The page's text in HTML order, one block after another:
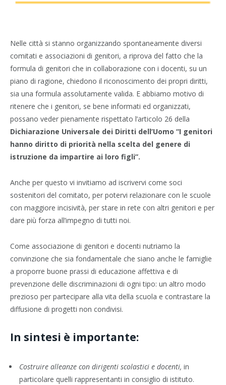
Nelle città si stanno organizzando spontaneamente diversi
comitati e associazioni di genitori, a riprova del fatto che la
formula di genitori che in collaborazione con i docenti, su un
piano di ragione, chiedono il riconoscimento dei propri diritti,
sia una formula assolutamente valida. E abbiamo motivo di
ritenere che i genitori, se bene informati ed organizzati,
possano veder pienamente rispettato l’articolo 26 della
Dichiarazione Universale dei Diritti dell’Uomo “I genitori
hanno diritto di priorità nella scelta del genere di
istruzione da impartire ai loro figli”.
Anche per questo vi invitiamo ad iscrivervi come soci
sostenitori del comitato, per potervi relazionare con le scuole
con maggiore incisività, per stare in rete con altri genitori e per
dare più forza all’impegno di tutti noi.
Come associazione di genitori e docenti nutriamo la
convinzione che sia fondamentale che siano anche le famiglie
a proporre buone prassi di educazione affettiva e di
prevenzione delle discriminazioni di ogni tipo: un altro modo
prezioso per partecipare alla vita della scuola e contrastare la
diffusione di progetti non condivisi.
In sintesi è importante:
Costruire alleanze con dirigenti scolastici e docenti, in
particolare quelli rappresentanti in consiglio di istituto.